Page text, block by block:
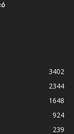
3402
2344
1648
924
239